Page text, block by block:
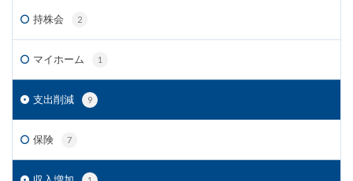
持株会 2
マイホーム 1
支出削減 9
保険 7